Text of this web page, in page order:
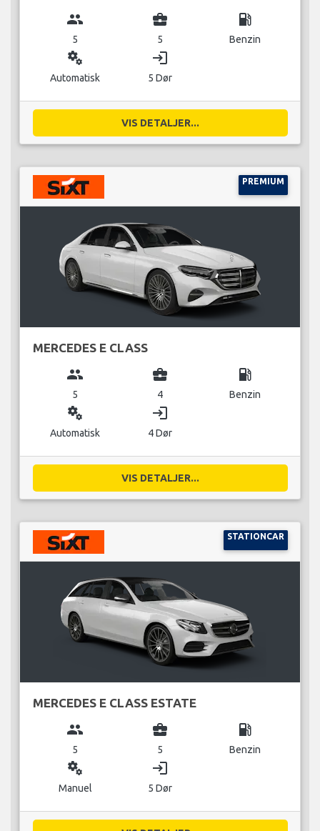
group
5
business_center
5
local_gas_station
Benzin
miscellaneous_services
Automatisk
login
5 Dør
VIS DETALJER...
PREMIUM
MERCEDES E CLASS
group
5
business_center
4
local_gas_station
Benzin
miscellaneous_services
Automatisk
login
4 Dør
VIS DETALJER...
STATIONCAR
MERCEDES E CLASS ESTATE
group
5
business_center
5
local_gas_station
Benzin
miscellaneous_services
Manuel
login
5 Dør